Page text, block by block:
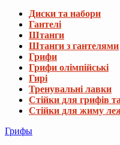
Диски та набори
Гантелі
Штанги
Штанги з гантелями
Грифи
Грифи олімпійські
Гирі
Тренувальні лавки
Стійки для грифів
Стійки для жиму
Грифы